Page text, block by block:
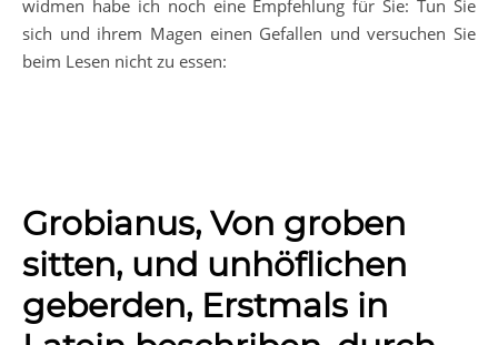
widmen habe ich noch eine Empfehlung für Sie: Tun Sie
sich und ihrem Magen einen Gefallen und versuchen Sie
beim Lesen nicht zu essen:
Grobianus, Von groben
sitten, und unhöflichen
geberden, Erstmals in